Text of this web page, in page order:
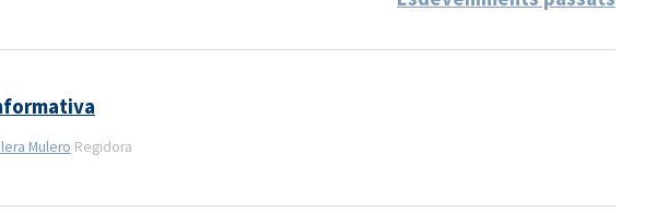
Mulero Regidora